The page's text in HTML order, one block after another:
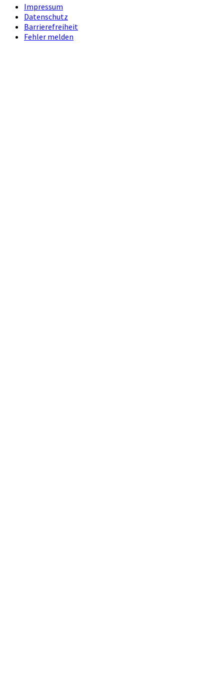
Impressum
Datenschutz
Barrierefreiheit
Fehler melden